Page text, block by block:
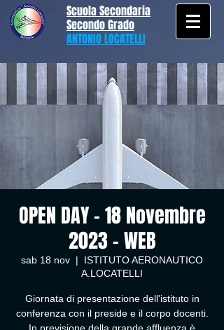
Scuola Secondaria
Secondo Grado
ANTONIO LOCATELLI
OPEN DAY - 18 Novembre
2023 - WEB
sab 18 nov
  |
ISTITUTO AERONAUTICO
A.LOCATELLI
Giornata di presentazione dell'istituto in
conferenza con il preside e il corpo docenti.